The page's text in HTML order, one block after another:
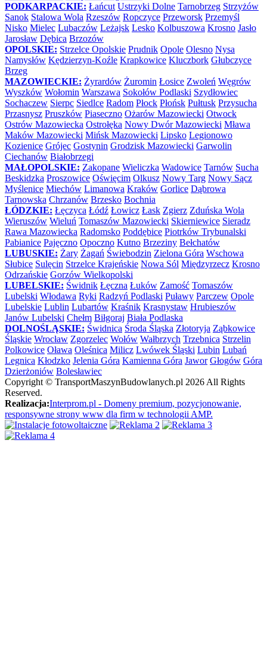
PODKARPACKIE: Łańcut Ustrzyki Dolne Tarnobrzeg Strzyżów
Sanok Stalowa Wola Rzeszów Ropczyce Przeworsk Przemyśl
Nisko Mielec Lubaczów Leżajsk Lesko Kolbuszowa Krosno Jasło
Jarosław Dębica Brzozów
OPOLSKIE: Strzelce Opolskie Prudnik Opole Olesno Nysa
Namysłów Kędzierzyn-Koźle Krapkowice Kluczbork Głubczyce
Brzeg
MAZOWIECKIE: Żyrardów Żuromin Łosice Zwoleń Węgrów
Wyszków Wołomin Warszawa Sokołów Podlaski Szydłowiec
Sochaczew Sierpc Siedlce Radom Płock Płońsk Pułtusk Przysucha
Przasnysz Pruszków Piaseczno Ożarów Mazowiecki Otwock
Ostrów Mazowiecka Ostrołęka Nowy Dwór Mazowiecki Mława
Maków Mazowiecki Mińsk Mazowiecki Lipsko Legionowo
Kozienice Grójec Gostynin Grodzisk Mazowiecki Garwolin
Ciechanów Białobrzegi
MAŁOPOLSKIE: Zakopane Wieliczka Wadowice Tarnów Sucha
Beskidzka Proszowice Oświęcim Olkusz Nowy Targ Nowy Sącz
Myślenice Miechów Limanowa Kraków Gorlice Dąbrowa
Tarnowska Chrzanów Brzesko Bochnia
ŁÓDZKIE: Łęczyca Łódź Łowicz Łask Zgierz Zduńska Wola
Wieruszów Wieluń Tomaszów Mazowiecki Skierniewice Sieradz
Rawa Mazowiecka Radomsko Poddębice Piotrków Trybunalski
Pabianice Pajęczno Opoczno Kutno Brzeziny Bełchatów
LUBUSKIE: Żary Żagań Świebodzin Zielona Góra Wschowa
Słubice Sulęcin Strzelce Krajeńskie Nowa Sól Międzyrzecz Krosno
Odrzańskie Gorzów Wielkopolski
LUBELSKIE: Świdnik Łęczna Łuków Zamość Tomaszów
Lubelski Włodawa Ryki Radzyń Podlaski Puławy Parczew Opole
Lubelskie Lublin Lubartów Kraśnik Krasnystaw Hrubieszów
Janów Lubelski Chełm Biłgoraj Biała Podlaska
DOLNOŚLĄSKIE: Świdnica Środa Śląska Złotoryja Ząbkowice
Śląskie Wrocław Zgorzelec Wołów Wałbrzych Trzebnica Strzelin
Polkowice Oława Oleśnica Milicz Lwówek Śląski Lubin Lubań
Legnica Kłodzko Jelenia Góra Kamienna Góra Jawor Głogów Góra
Dzierżoniów Bolesławiec
Copyright © TransportMaszynBudowlanych.pl 2026 All Rights
Reserved.
Realizacja:Interprom.pl - Domeny premium, pozycjonowanie,
responsywne strony www dla firm w technologii AMP.